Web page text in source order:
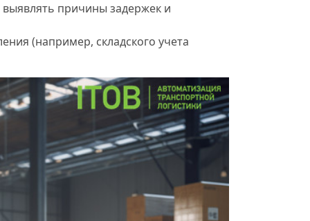
причины задержек и
(например, складского учета